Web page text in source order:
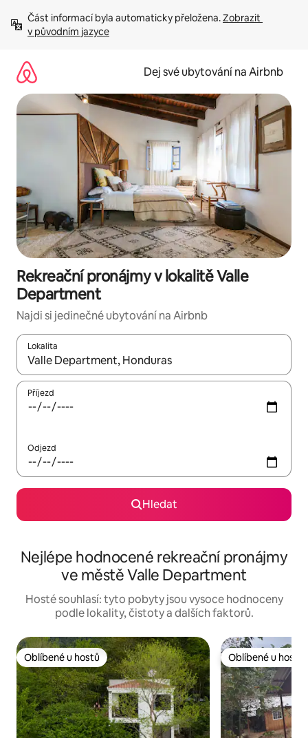
obsah
Část informací byla automaticky přeložena. Zobrazit
v původním jazyce
Dej své ubytování na Airbnb
Rekreační pronájmy v lokalitě Valle
Department
Najdi si jedinečné ubytování na Airbnb
Lokalita
Až budou výsledky k dispozici, můžeš si je procházet pomocí
Příjezd
Odjezd
Hledat
Nejlépe hodnocené rekreační pronájmy
ve městě Valle Department
Hosté souhlasí: tyto pobyty jsou vysoce hodnoceny
podle lokality, čistoty a dalších faktorů.
Oblíbené u hostů
Oblíbené u hostů Oblíbené u hostů
Oblíbené u hostů